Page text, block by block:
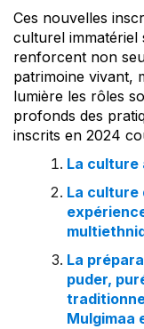
Ces nouvelles
culturel immatériel
renforcent non
patrimoine vivant,
lumière les rôles
profonds des
inscrits en 2024
La culture
La culture
La
puder,
Mulgimaa